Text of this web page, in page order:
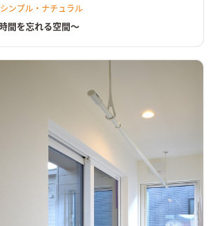
から手伝ってもらい要望通りのプランが出
キ
シンプル・ナチュラル
間を忘れる空間～